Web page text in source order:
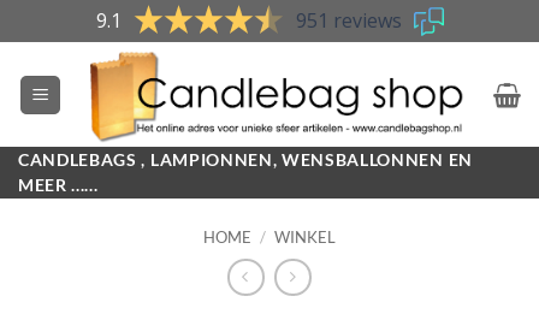
to
content
9.1 951 reviews
CANDLEBAGS , LAMPIONNEN, WENSBALLONNEN EN
MEER ......
HOME / WINKEL